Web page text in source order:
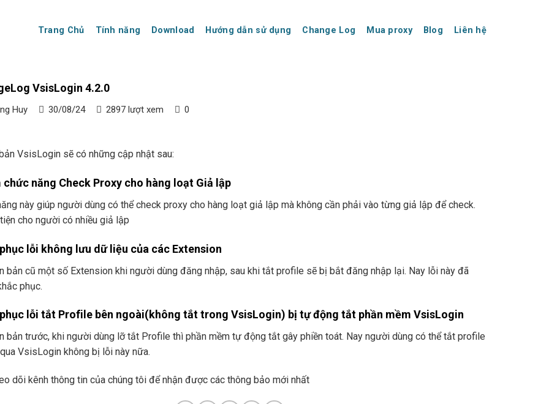
Trang Chủ Tính năng Download Hướng dẫn sử dụng Change Log Mua proxy Blog Liên hệ
VsisLogin 4.2.0
Huy 30/08/24 2897 lượt xem 0
VsisLogin sẽ có những cập nhật sau:
chức năng Check Proxy cho hàng loạt Giả lập
này giúp người dùng có thể check proxy cho hàng loạt giả lập mà không cần phải vào từng giả lập để check.
cho người có nhiều giả lập
lỗi không lưu dữ liệu của các Extension
bản cũ một số Extension khi người dùng đăng nhập, sau khi tắt profile sẽ bị bắt đăng nhập lại. Nay lỗi này đã
phục.
lỗi tắt Profile bên ngoài(không tắt trong VsisLogin) bị tự động tắt phần mềm VsisLogin
bản trước, khi người dùng lỡ tắt Profile thì phần mềm tự động tắt gây phiền toát. Nay người dùng có thể tắt profile
VsisLogin không bị lỗi này nữa.
dõi kênh thông tin của chúng tôi để nhận được các thông bảo mới nhất